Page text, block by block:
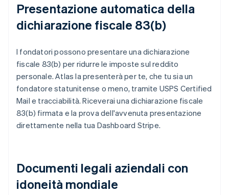
Presentazione automatica della
dichiarazione fiscale 83(b)
I fondatori possono presentare una dichiarazione
fiscale 83(b) per ridurre le imposte sul reddito
personale. Atlas la presenterà per te, che tu sia un
fondatore statunitense o meno, tramite USPS Certified
Mail e tracciabilità. Riceverai una dichiarazione fiscale
83(b) firmata e la prova dell'avvenuta presentazione
direttamente nella tua Dashboard Stripe.
Documenti legali aziendali con
idoneità mondiale